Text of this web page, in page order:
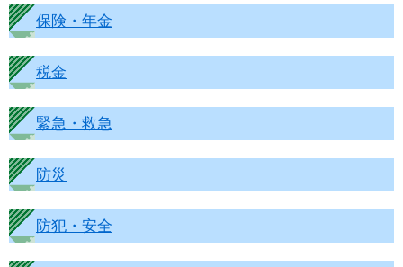
保険・年金
税金
緊急・救急
防災
防犯・安全